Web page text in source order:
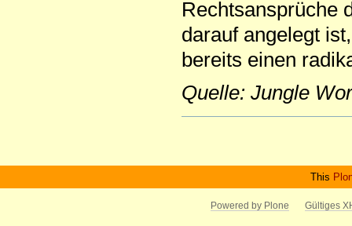
Rechtsansprüche
darauf angelegt
bereits einen
Quelle: Jungle
This
Powered by Plone Gültiges